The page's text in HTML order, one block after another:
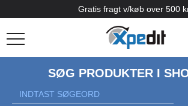
Gratis fragt v/køb over 500
SØG PRODUKTER I